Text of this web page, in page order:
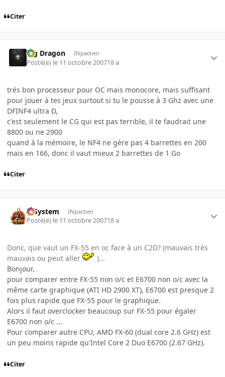
Citer
Big Dragon INpactien
Posté(e) le 11 octobre 200718 a
trés bon processeur pour OC mais monocore, mais suffisant
pour jouer à tes jeux surtout si tu le pousse à 3 Ghz avec une
DFINF4 ultra D,
c'est seulement le CG qui est pas terrible, il te faudrait une
8800 ou ne 2900
quand à la mémoire, le NF4 ne gère pas 4 barrettes en 200
mais en 166, donc il vaut mieux 2 barrettes de 1 Go
Citer
X-System INpactien
Posté(e) le 11 octobre 200718 a
Donc, que vaut un FX-55 en oc face à un C2D? (mauvais très
mauvais ou peut aller
)...
Bonjour,
pour comparer entre FX-55 non o/c et E6700 non o/c avec la
même carte graphique (ATI HD 2900 XT), E6700 est presque 2
fois plus rapide que FX-55 pour le graphique.
Alors il faut overclocker beaucoup sur FX-55 pour égaler
E6700 non o/c ...
Pour comparer autre CPU, AMD FX-60 (dual core 2.6 GHz) est
un peu moins rapide qu'Intel Core 2 Duo E6700 (2.67 GHz).
Citer